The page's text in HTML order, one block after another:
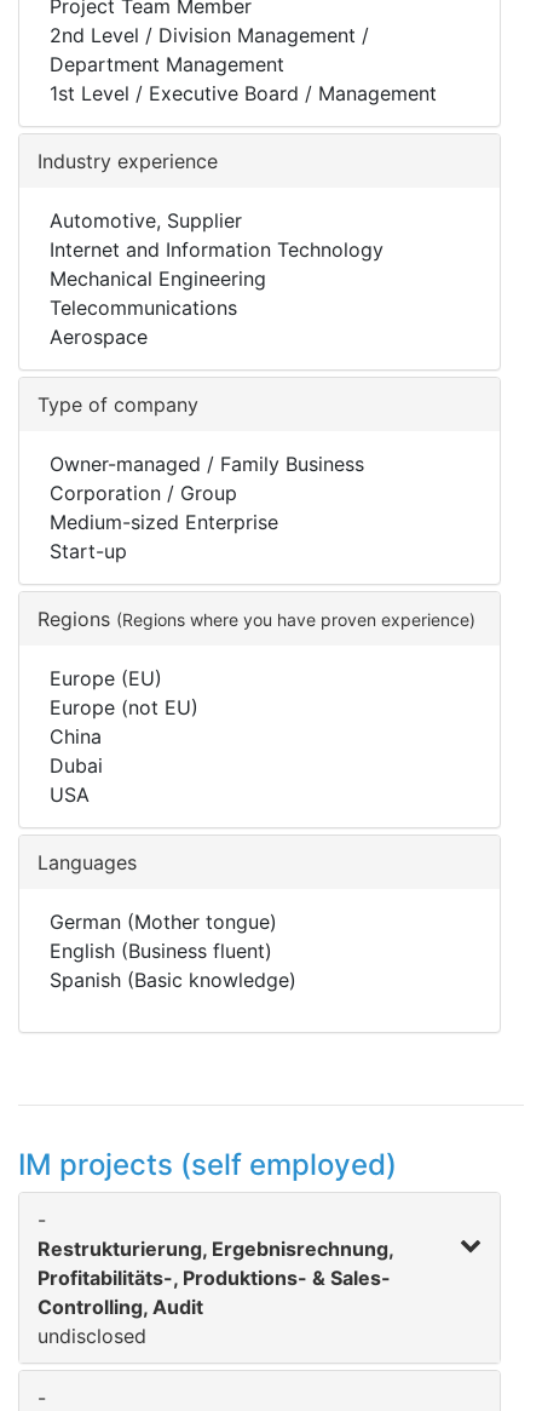
Project Team Member
2nd Level / Division Management /
Department Management
1st Level / Executive Board / Management
Industry experience
Automotive, Supplier
Internet and Information Technology
Mechanical Engineering
Telecommunications
Aerospace
Type of company
Owner-managed / Family Business
Corporation / Group
Medium-sized Enterprise
Start-up
Regions (Regions where you have proven experience)
Europe (EU)
Europe (not EU)
China
Dubai
USA
Languages
German (Mother tongue)
English (Business fluent)
Spanish (Basic knowledge)
IM projects (self employed)
-
Restrukturierung, Ergebnisrechnung,
Profitabilitäts-, Produktions- & Sales-
Controlling, Audit
undisclosed
-